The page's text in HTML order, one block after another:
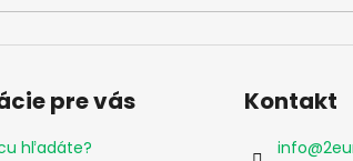
pre vás
hľadáte?
Kontakt
info@